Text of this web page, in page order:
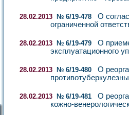
28.02.2013 № 6/19-478
О
ограниченной
28.02.2013 № 6/19-479
О
эксплуатационного
28.02.2013 № 6/19-480
О
28.02.2013 № 6/19-481
О
кожно-